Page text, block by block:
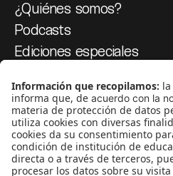
¿Quiénes somos?
Podcasts
Ediciones especiales
SÍGUENOS